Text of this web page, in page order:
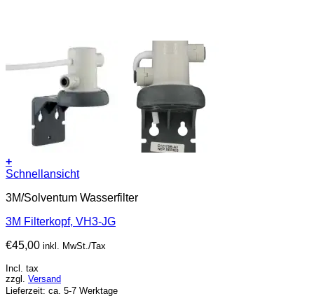
+
Schnellansicht
3M/Solventum Wasserfilter
3M Filterkopf, VH3-JG
€45,00 inkl. MwSt./Tax
Incl. tax
zzgl. Versand
Lieferzeit: ca. 5-7 Werktage